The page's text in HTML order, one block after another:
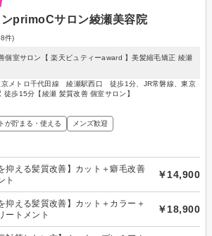
primoCサロン綾瀬美容院
件)
室サロン【 楽天ビュティーaward 】美髪縮毛矯正 綾瀬
京メトロ千代田線 綾瀬駅西口 徒歩1分、JR常磐線、東京
徒歩15分【綾瀬 髪質改善 個室サロン】
が貯まる・使える メンズ歓迎
抑える髪質改善】カット＋癖毛改善
ト
￥14,900
抑える髪質改善】カット＋カラー＋
ートメント
￥18,900